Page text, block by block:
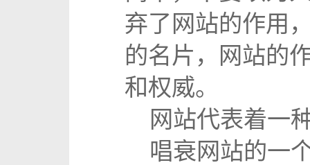
弃了网站的作用
的名片，网站的
和权威。
网站代表着一
唱衰网站的一